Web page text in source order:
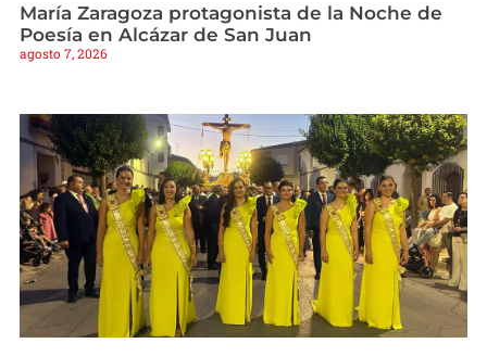
María Zaragoza protagonista de la Noche de
Poesía en Alcázar de San Juan
agosto 7, 2026